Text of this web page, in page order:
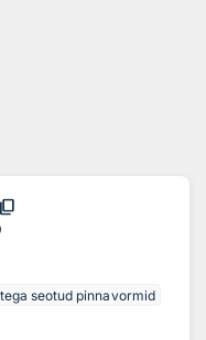
content_copy
seotud pinnavormid